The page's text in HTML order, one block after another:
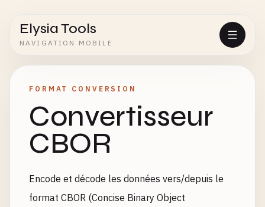
Elysia Tools
NAVIGATION MOBILE
FORMAT CONVERSION
Convertisseur
CBOR
Encode et décode les données vers/depuis le
format CBOR (Concise Binary Object